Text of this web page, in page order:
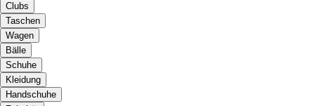
Clubs
Taschen
Wagen
Bälle
Schuhe
Kleidung
Handschuhe